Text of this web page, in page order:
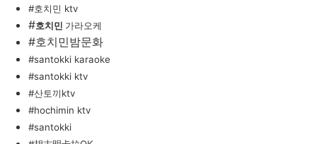
#호치민 ktv
#호치민 가라오케
#호치민밤문화
#santokki karaoke
#santokki ktv
#산토끼ktv
#hochimin ktv
#santokki